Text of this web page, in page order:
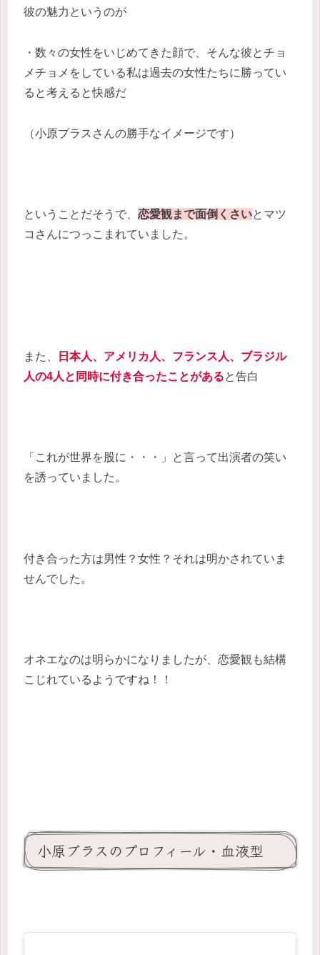
彼の魅力というのが
・数々の女性をいじめてきた顔で、そんな彼とチョ
メチョメをしている私は過去の女性たちに勝ってい
ると考えると快感だ
（小原ブラスさんの勝手なイメージです）
ということだそうで、 恋愛観まで面倒くさいとマツ
コさんにつっこまれていました。
また、
日本人、アメリカ人、フランス人、ブラジル
人の4人と同時に付き合ったことがあると告白
「これが世界を股に・・・」と言って出演者の笑い
を誘っていました。
付き合った方は男性？女性？それは明かされていま
せんでした。
オネエなのは明らかになりましたが、恋愛観も結構
こじれているようですね！！
小原ブラスのプロフィール・血液型